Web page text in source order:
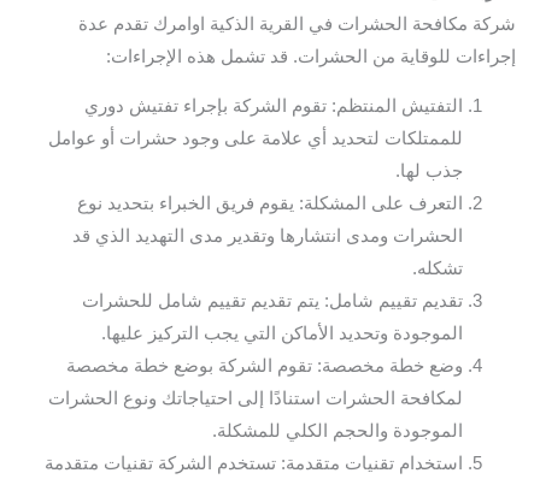
شركة مكافحة الحشرات في القرية الذكية اوامرك تقدم عدة
إجراءات للوقاية من الحشرات. قد تشمل هذه الإجراءات:
التفتيش المنتظم: تقوم الشركة بإجراء تفتيش دوري
للممتلكات لتحديد أي علامة على وجود حشرات أو عوامل
جذب لها.
التعرف على المشكلة: يقوم فريق الخبراء بتحديد نوع
الحشرات ومدى انتشارها وتقدير مدى التهديد الذي قد
تشكله.
تقديم تقييم شامل: يتم تقديم تقييم شامل للحشرات
الموجودة وتحديد الأماكن التي يجب التركيز عليها.
وضع خطة مخصصة: تقوم الشركة بوضع خطة مخصصة
لمكافحة الحشرات استنادًا إلى احتياجاتك ونوع الحشرات
الموجودة والحجم الكلي للمشكلة.
استخدام تقنيات متقدمة: تستخدم الشركة تقنيات متقدمة